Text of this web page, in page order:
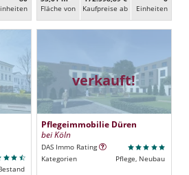
Fläche von
Kaufpreise ab
Ein­heiten
verkauft!
Pflegeimmobilie Düren
bei Köln
DAS Immo Rating
Kategorien
Pflege, Neubau